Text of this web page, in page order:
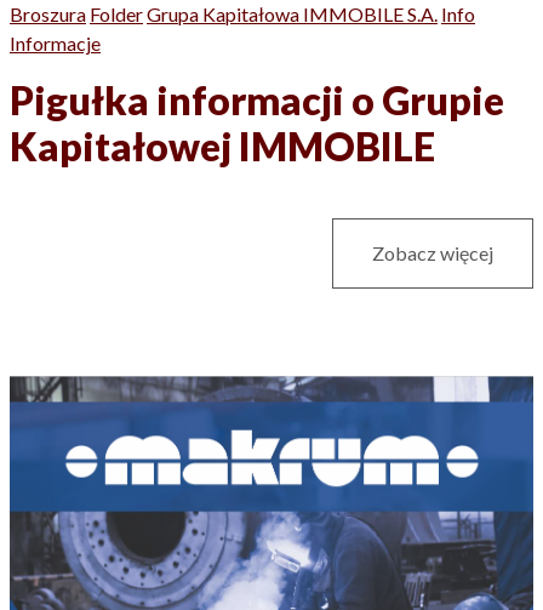
Broszura FolderGrupa Kapitałowa IMMOBILE S.A. Info
Informacje
Pigułka informacji o Grupie
Kapitałowej IMMOBILE
Zobacz więcej